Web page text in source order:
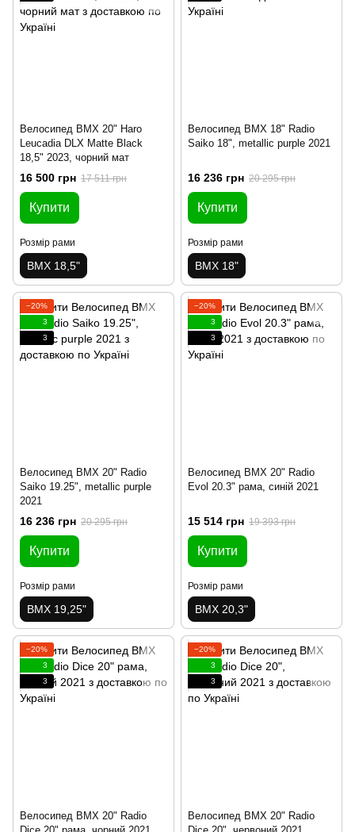
Велосипед BMX 20" Haro
Leucadia DLX Matte Black
18,5" 2023, чорний мат
16 500 грн 17 511 грн
Купити
Розмір рами
BMX 18,5"
Велосипед BMX 18" Radio
Saiko 18", metallic purple 2021
16 236 грн 20 295 грн
Купити
Розмір рами
BMX 18"
−20%
3
3
Велосипед BMX 20" Radio
Saiko 19.25", metallic purple
2021
16 236 грн 20 295 грн
Купити
Розмір рами
BMX 19,25"
−20%
3
3
Велосипед BMX 20" Radio
Evol 20.3" рама, синій 2021
15 514 грн 19 393 грн
Купити
Розмір рами
BMX 20,3"
−20%
3
3
Велосипед BMX 20" Radio
−20%
3
3
Велосипед BMX 20" Radio